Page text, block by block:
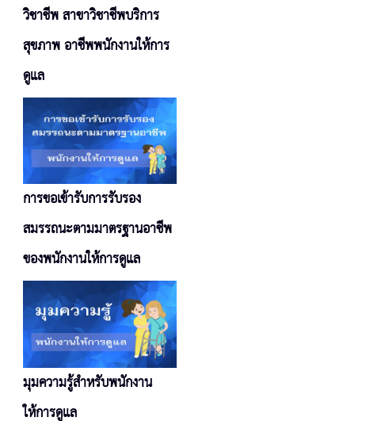
วิชาชีพ สาขาวิชาชีพบริการ
สุขภาพ อาชีพพนักงานให้การ
ดูแล
การขอเข้ารับการรับรอง
สมรรถนะตามมาตรฐานอาชีพ
ของพนักงานให้การดูแล
มุมความรู้สำหรับพนักงาน
ให้การดูแล